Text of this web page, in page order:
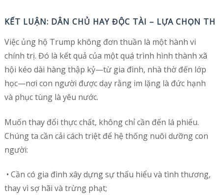
KẾT LUẬN: DÂN CHỦ HAY ĐỘC TÀI – LỰA CHỌN
Việc ủng hộ Trump không đơn thuần là một hành vi
chính trị. Đó là kết quả của một quá trình hình thành xã
hội kéo dài hàng thập kỷ—từ gia đình, nhà thờ đến lớp
học—nơi con người được dạy rằng im lặng là đức hạnh
và phục tùng là yêu nước.
Muốn thay đổi thực chất, không chỉ cần đến lá phiếu.
Chúng ta cần cải cách triệt để hệ thống nuôi dưỡng con
người:
• Cần có gia đình xây dựng sự thấu hiểu và tình thương,
thay vì sợ hãi và trừng phạt;